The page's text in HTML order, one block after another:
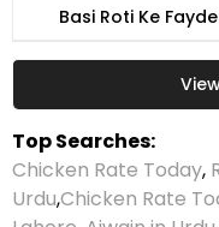
Basi Roti Ke Fayde
Top Searches:
Chicken Rate Today,
Urdu,Chicken Rate